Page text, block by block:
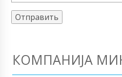
КОМПАНИЈА